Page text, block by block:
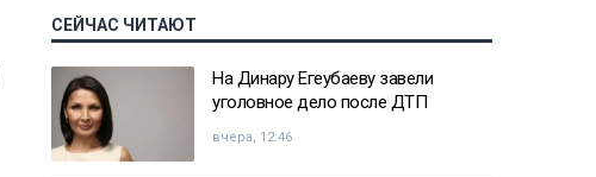
СЕЙЧАС ЧИТАЮТ
На Динару Егеубаеву завели
уголовное дело после ДТП
вчера, 12:46